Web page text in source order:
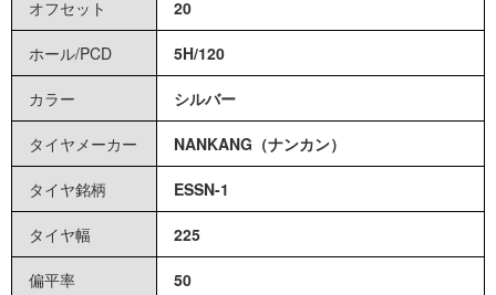
オフセット 20
ホール/PCD 5H/120
カラー シルバー
タイヤメーカー NANKANG（ナンカン）
タイヤ銘柄 ESSN-1
タイヤ幅 225
偏平率 50